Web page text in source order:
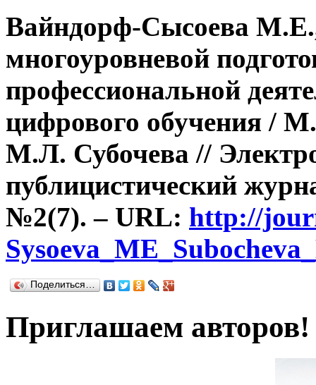
Вайндорф-Сысоева
многоуровневой
профессиональной
цифрового обучения /
М.Л. Субочева //
публицистический
№2(7). – URL: http://
Поделиться…
Приглашаем авторов!